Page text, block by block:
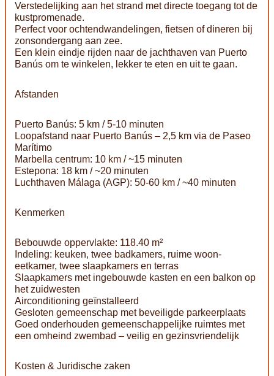
Verstedelijking aan het strand met directe toegang tot de
kustpromenade.
Perfect voor ochtendwandelingen, fietsen of dineren bij
zonsondergang aan zee.
Een klein eindje rijden naar de jachthaven van Puerto
Banús om te winkelen, lekker te eten en uit te gaan.
Afstanden
Puerto Banús: 5 km / 5-10 minuten
Loopafstand naar Puerto Banús – 2,5 km via de Paseo
Marítimo
Marbella centrum: 10 km / ~15 minuten
Estepona: 18 km / ~20 minuten
Luchthaven Málaga (AGP): 50-60 km / ~40 minuten
Kenmerken
Bebouwde oppervlakte: 118.40 m²
Indeling: keuken, twee badkamers, ruime woon-
eetkamer, twee slaapkamers en terras
Slaapkamers met ingebouwde kasten en een balkon op
het zuidwesten
Airconditioning geïnstalleerd
Gesloten gemeenschap met beveiligde parkeerplaats
Goed onderhouden gemeenschappelijke ruimtes met
een omheind zwembad – veilig en gezinsvriendelijk
Kosten & Juridische zaken